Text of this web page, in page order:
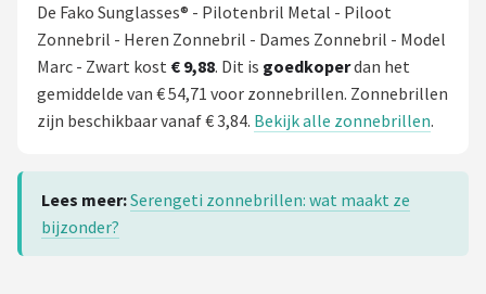
De Fako Sunglasses® - Pilotenbril Metal - Piloot
Zonnebril - Heren Zonnebril - Dames Zonnebril - Model
Marc - Zwart kost € 9,88. Dit is goedkoperdan het
gemiddelde van € 54,71 voor zonnebrillen. Zonnebrillen
zijn beschikbaar vanaf € 3,84. Bekijk alle zonnebrillen.
Lees meer:Serengeti zonnebrillen: wat maakt ze
bijzonder?